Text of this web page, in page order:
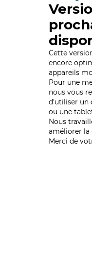
Cette
encore
appareils
Pour une
nous vous
d'utiliser un
ou une
Nous
améliorer
Merci de